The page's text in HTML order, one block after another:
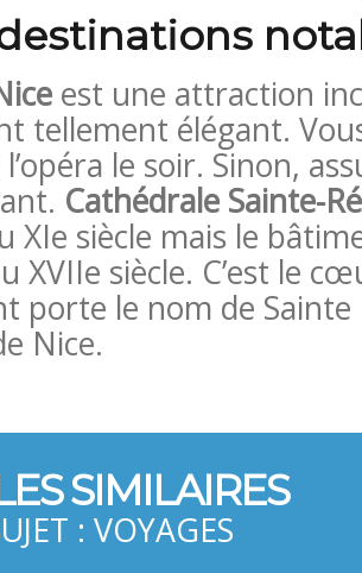
est une attraction
tellement élégant.
le soir. Sinon,
Cathédrale Sainte-
XIe siècle mais le
XVIIe siècle. C’est le
porte le nom de Sainte
Nice.
SIMILAIRES
: VOYAGES